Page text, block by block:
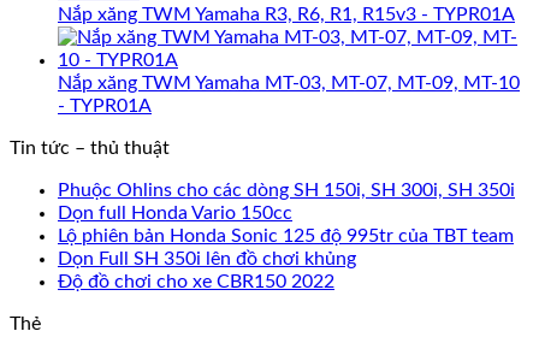
Nắp xăng TWM Yamaha R3, R6, R1, R15v3 - TYPR01A
Nắp xăng TWM Yamaha MT-03, MT-07, MT-09, MT-10
- TYPR01A
Tin tức – thủ thuật
Phuộc Ohlins cho các dòng SH 150i, SH 300i, SH 350i
Dọn full Honda Vario 150cc
Lộ phiên bản Honda Sonic 125 độ 995tr của TBT team
Dọn Full SH 350i lên đồ chơi khủng
Độ đồ chơi cho xe CBR150 2022
Thẻ